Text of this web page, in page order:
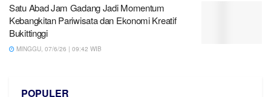
Satu Abad Jam Gadang Jadi Momentum
Kebangkitan Pariwisata dan Ekonomi Kreatif
Bukittinggi
MINGGU, 07/6/26 | 09:42 WIB
POPULER